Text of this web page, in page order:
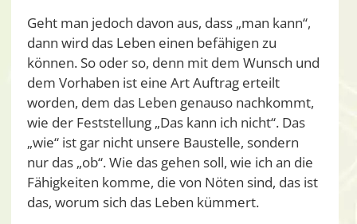
Geht man jedoch davon aus, dass „man kann“,
dann wird das Leben einen befähigen zu
können. So oder so, denn mit dem Wunsch und
dem Vorhaben ist eine Art Auftrag erteilt
worden, dem das Leben genauso nachkommt,
wie der Feststellung „Das kann ich nicht“. Das
„wie“ ist gar nicht unsere Baustelle, sondern
nur das „ob“. Wie das gehen soll, wie ich an die
Fähigkeiten komme, die von Nöten sind, das ist
das, worum sich das Leben kümmert.